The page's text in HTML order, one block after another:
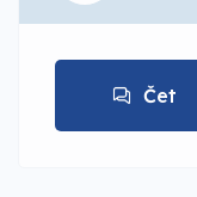
Čet